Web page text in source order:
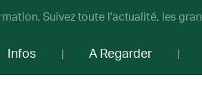
Suivez toute l'actualité, les
Infos A Regarder